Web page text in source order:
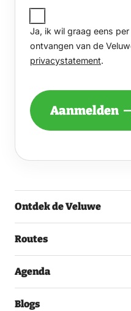
JA,
IK
WIL
GRAAG
EENS
PER
EEN
ONTVANGEN
EN
HET
Ja, ik wil graag eens
ontvangen van de
privacystatement.
Aanmelden
Ontdek de Veluwe
Routes
Agenda
Blogs